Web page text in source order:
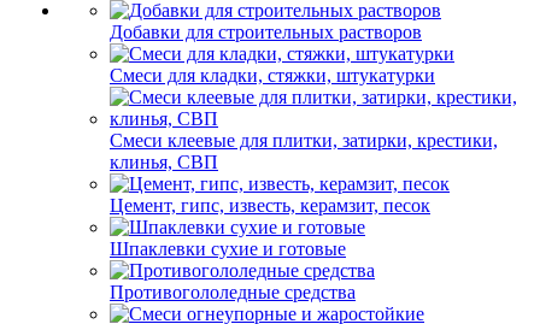
Добавки для строительных растворов
Смеси для кладки, стяжки, штукатурки
Смеси клеевые для плитки, затирки, крестики,
клинья, СВП
Цемент, гипс, известь, керамзит, песок
Шпаклевки сухие и готовые
Противогололедные средства